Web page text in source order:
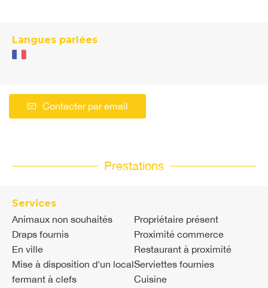
Langues parlées
Contacter par email
Prestations
Services
Animaux non souhaités
Draps fournis
En ville
Mise à disposition d'un local
fermant à clefs
Propriétaire présent
Proximité commerce
Restaurant à proximité
Serviettes fournies
Cuisine